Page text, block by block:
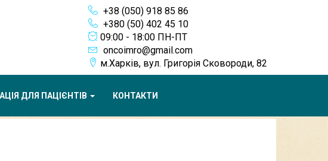
+38 (050) 918 85 86
+380 (50) 402 45 10
09:00 - 18:00 ПН-ПТ
oncoimro@gmail.com
м.Харків, вул. Григорія Сковороди, 82
ДЛЯ ПАЦІЄНТІВ КОНТАКТИ